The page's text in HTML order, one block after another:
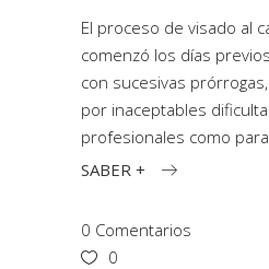
El proceso de visado al
comenzó los días
con sucesivas
por inaceptables
profesionales como
SABER +
0 Comentarios
0